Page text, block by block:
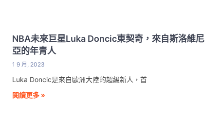
NBA未來巨星Luka Doncic東契奇，來自斯洛維尼
亞的年青人
1 9 月, 2023
Luka Doncic是來自歐洲大陸的超級新人，首
閱讀更多 »